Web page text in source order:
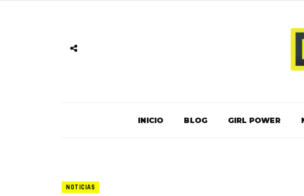
INICIO BLOG GIRL POWER
NOTICIAS